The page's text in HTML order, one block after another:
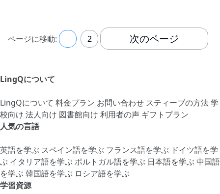
ページに移動: 2 次のページ
LingQについて
LingQについて 料金プラン お問い合わせ スティーブの方法学
校向け 法人向け 図書館向け 利用者の声 ギフトプラン
人気の言語
英語を学ぶ スペイン語を学ぶ フランス語を学ぶ ドイツ語を学
ぶ イタリア語を学ぶ ポルトガル語を学ぶ 日本語を学ぶ 中国語
を学ぶ 韓国語を学ぶ ロシア語を学ぶ
学習資源